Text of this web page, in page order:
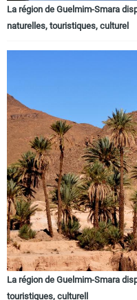
La région de Guelmim-Smara
naturelles, touristiques, culturel
La région de Guelmim-Smara
touristiques, culturell